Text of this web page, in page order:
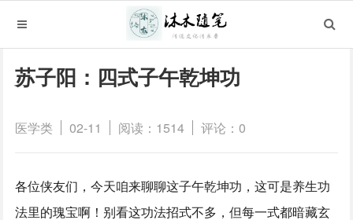
苏子阳：四式子午乾坤功
医学类 02-11 阅读：1514 评论：0
各位侠友们，今天咱来聊聊这子午乾坤功，这可是养生功
法里的瑰宝啊！别看这功法招式不多，但每一式都暗藏玄